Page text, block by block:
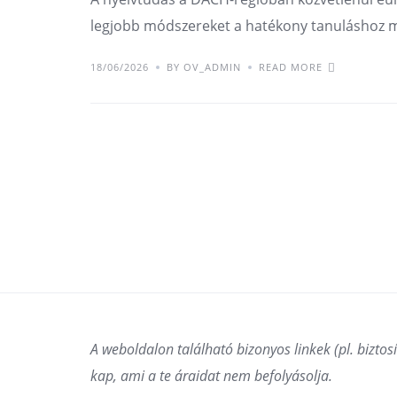
legjobb módszereket a hatékony tanuláshoz
18/06/2026 BY OV_ADMIN READ MORE
A weboldalon található bizonyos linkek (pl.
kap, ami a te áraidat nem befolyásolja.